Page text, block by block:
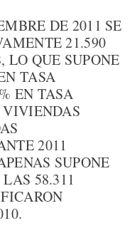
DE 2011 SE
21.590
LO QUE SUPONE
TASA
EN TASA
2011
SUPONE
58.311